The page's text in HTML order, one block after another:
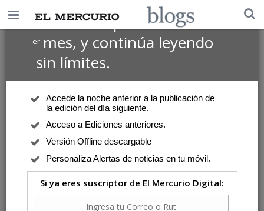
Suscríbete por $1 USD
ermes, y continúa leyendo
sin límites.
Accede la noche anterior a la publicación de
la edición del día siguiente.
Acceso a Ediciones anteriores.
Versión Offline descargable
Personaliza Alertas de noticias en tu móvil.
Si ya eres suscriptor de El Mercurio Digital: